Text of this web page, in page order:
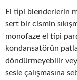
El tipi blenderlerin
sert bir cismin
monofaze el tipi
kondansatörün
döndürmeyebilir
sesle çalışmasına